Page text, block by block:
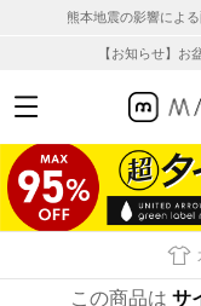
熊本地震の影響によ
【お知らせ】お
この商品は サ